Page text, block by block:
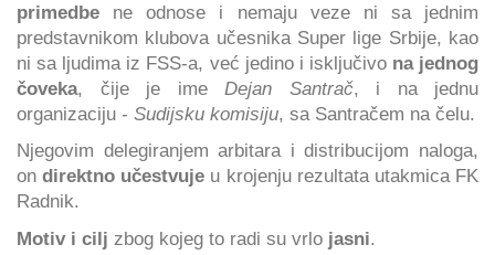
primedbe ne odnose i nemaju veze ni sa jednim
predstavnikom klubova učesnika Super lige Srbije, kao
ni sa ljudima iz FSS-a, već jedino i isključivo na jednog
čoveka, čije je ime Dejan Santrač, i na jednu
organizaciju - Sudijsku komisiju, sa Santračem na čelu.
Njegovim delegiranjem arbitara i distribucijom naloga,
ondirektno učestvuje u krojenju rezultata utakmica FK
Radnik.
Motiv i cilj zbog kojeg to radi su vrlo jasni.